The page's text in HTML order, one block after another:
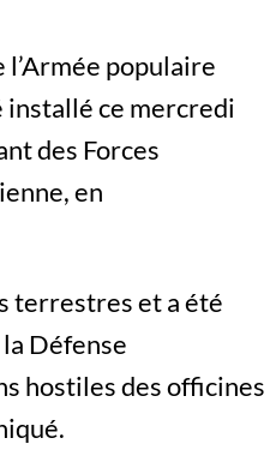
populaire
installé ce mercredi
des Forces
en
terrestres et a été
Défense
hostiles des officines